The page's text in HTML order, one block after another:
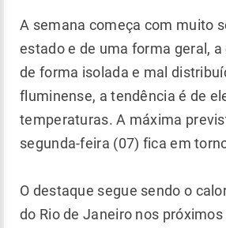
A semana começa com muito
estado e de uma forma geral,
de forma isolada e mal
fluminense, a tendência é de
temperaturas. A máxima
segunda-feira (07) fica em
O destaque segue sendo o
do Rio de Janeiro nos